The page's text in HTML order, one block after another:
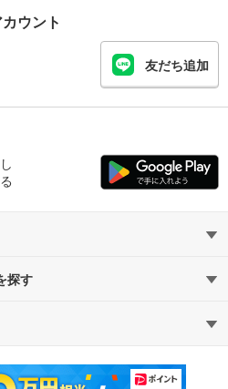
ウント
友だち追加
探す
中古マンション
教えて！住まいの先生